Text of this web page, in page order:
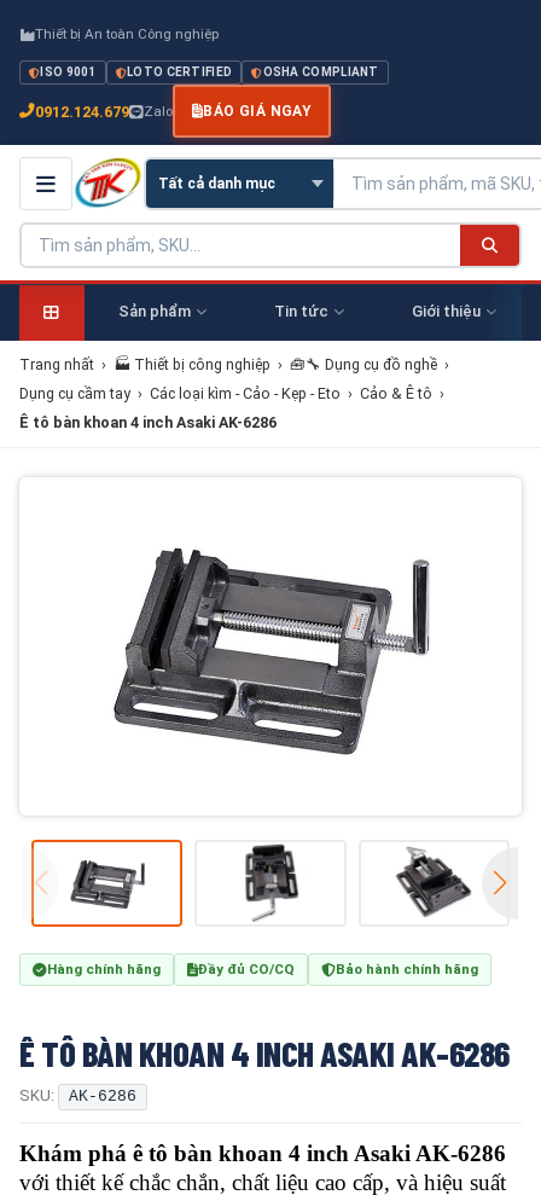
Thiết bị An toàn Công nghiệp
ISO 9001 LOTO CERTIFIED OSHA COMPLIANT
0912.124.679 Zalo BÁO GIÁ NGAY
Sản phẩm Tin tức Giới thiệu
Trang nhất › 🏭 Thiết bị công nghiệp › 🧰🔧 Dụng cụ đồ nghề ›
Dụng cụ cầm tay › Các loại kìm - Cảo - Kẹp - Eto › Cảo & Ê tô ›
Ê tô bàn khoan 4 inch Asaki AK-6286
Hàng chính hãng Đầy đủ CO/CQ Bảo hành chính hãng
Ê TÔ BÀN KHOAN 4 INCH ASAKI AK-6286
SKU: AK-6286
Khám phá ê tô bàn khoan 4 inch Asaki AK-6286
với thiết kế chắc chắn, chất liệu cao cấp, và hiệu suất